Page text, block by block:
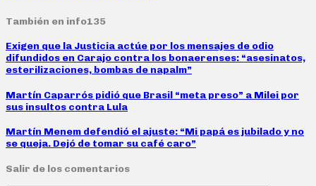
También en info135
Exigen que la Justicia actúe por los mensajes de odio
difundidos en Carajo contra los bonaerenses: “asesinatos,
esterilizaciones, bombas de napalm”
Martín Caparrós pidió que Brasil “meta preso” a Milei por
sus insultos contra Lula
Martín Menem defendió el ajuste: “Mi papá es jubilado y no
se queja. Dejó de tomar su café caro”
Salir de los comentarios